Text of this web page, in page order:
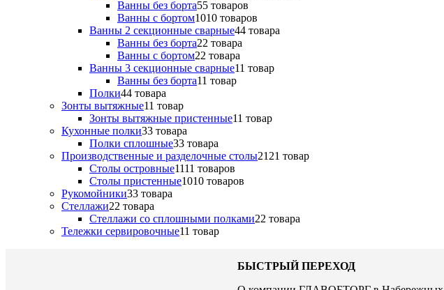
Ванны без борта55 товаров
Ванны с бортом1010 товаров
Ванны 2 секционные сварные44 товара
Ванны без борта22 товара
Ванны с бортом22 товара
Ванны 3 секционные сварные11 товар
Ванны без борта11 товар
Полки44 товара
Зонты вытяжные11 товар
Зонты вытяжные пристенные11 товар
Кухонные полки33 товара
Полки сплошные33 товара
Производственные и разделочные столы21 21 товар
Столы островные1111 товаров
Столы пристенные1010 товаров
Рукомойники33 товара
Стеллажи22 товара
Стеллажи со сплошными полками22 товара
Тележки сервировочные11 товар
БЫСТРЫЙ ПЕРЕХОД